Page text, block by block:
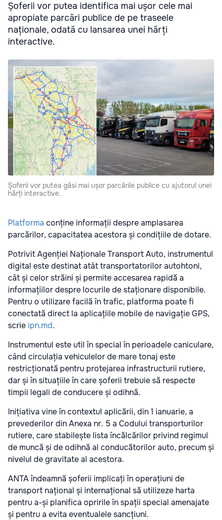
Șoferii vor putea identifica mai ușor cele mai
apropiate parcări publice de pe traseele
naționale, odată cu lansarea unei hărți
interactive.
Șoferii vor putea găsi mai ușor parcările publice cu ajutorul unei
hărți interactive.
Platforma conține informații despre amplasarea
parcărilor, capacitatea acestora și condițiile de dotare.
Potrivit Agenției Naționale Transport Auto, instrumentul
digital este destinat atât transportatorilor autohtoni,
cât și celor străini și permite accesarea rapidă a
informațiilor despre locurile de staționare disponibile.
Pentru o utilizare facilă în trafic, platforma poate fi
conectată direct la aplicațiile mobile de navigație GPS,
scrie ipn.md.
Instrumentul este util în special în perioadele caniculare,
când circulația vehiculelor de mare tonaj este
restricționată pentru protejarea infrastructurii rutiere,
dar și în situațiile în care șoferii trebuie să respecte
timpii legali de conducere și odihnă.
Inițiativa vine în contextul aplicării, din 1 ianuarie, a
prevederilor din Anexa nr. 5 a Codului transporturilor
rutiere, care stabilește lista încălcărilor privind regimul
de muncă și de odihnă al conducătorilor auto, precum și
nivelul de gravitate al acestora.
ANTA îndeamnă șoferii implicați în operațiuni de
transport național și internațional să utilizeze harta
pentru a-și planifica opririle în spații special amenajate
și pentru a evita eventualele sancțiuni.